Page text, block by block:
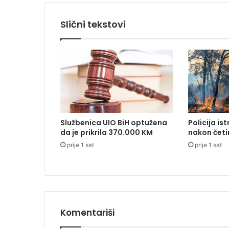
s
c
N
m
S
a
d
p
o
Slični tekstovi
Službenica UIO BiH optužena
da je prikrila 370.000 KM
prije 1 sat
Policija
nakon
prije 1 sat
Komentariši